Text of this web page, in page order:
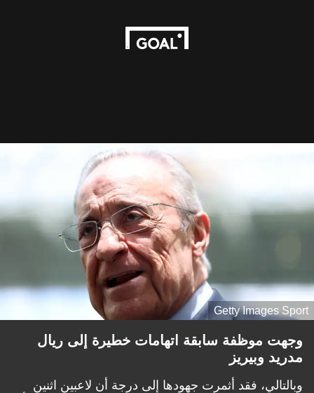
Getty Images Sport
وجهت موظفة سابقة اتهامات خطيرة إلى ريال
مدريد وبيريز
وبالتالي، فقد أثمرت جهودها إلى درجة أن لاعبين اثنين